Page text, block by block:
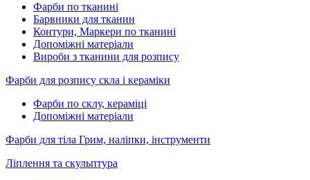
Фарби по тканині
Барвники для тканин
Контури, Маркери по тканині
Допоміжні матеріали
Вироби з тканини для розпису
Фарби для розпису скла і кераміки
Фарби по склу, кераміці
Допоміжні матеріали
Фарби для тіла Грим, наліпки, інструменти
Ліплення та скульптура